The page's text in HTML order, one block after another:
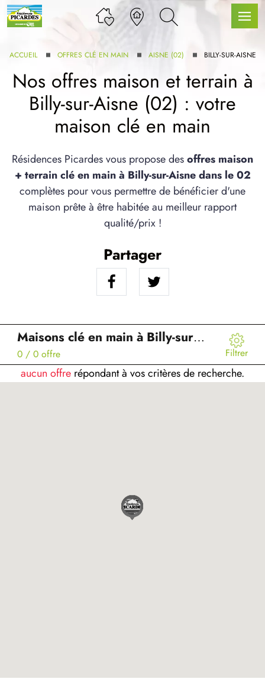
GAMME
SERVICE BDL EXTENSION
ACCUEIL OFFRES CLÉ EN MAIN AISNE (02) BILLY-SUR-AISNE
Nos offres maison et terrain à
Billy-sur-Aisne (02) : votre
maison clé en main
Résidences Picardes vous propose desoffres maison
+ terrain clé en main à Billy-sur-Aisne dans le 02
complètes pour vous permettre de bénéficier d'une
maison prête à être habitée au meilleur rapport
qualité/prix !
Partager
Maisons clé en main à Billy-sur-Aisne (02)
0 / 0 offre Filtrer
aucun offre répondant à vos critères de recherche.